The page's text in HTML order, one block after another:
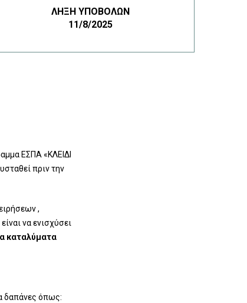
ΛΉΞΗ ΥΠΟΒΟΛΏΝ
11/8/2025
ΕΣΠΑ «ΚΛΕΙΔΙ
πριν την
,
να ενισχύσει
καταλύματα
δαπάνες όπως: